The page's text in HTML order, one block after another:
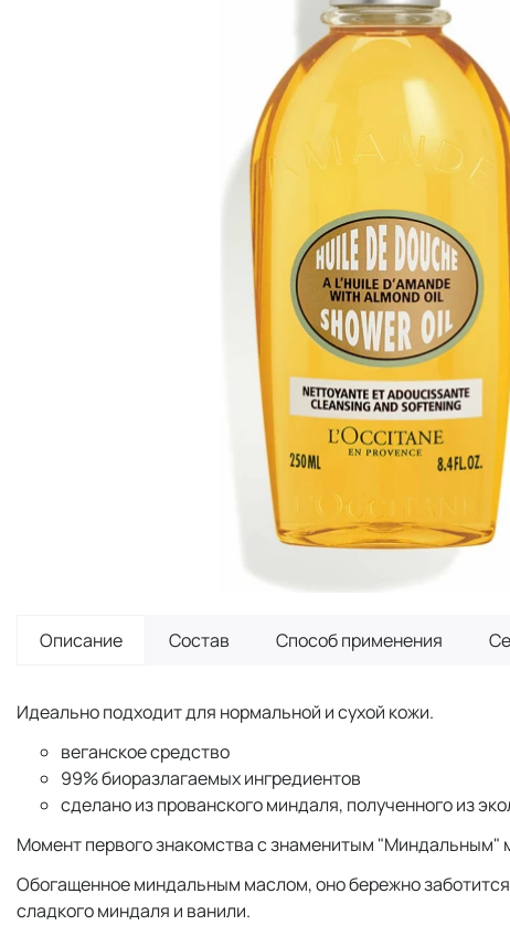
Описание Состав Способ применения
Идеально подходит для нормальной и сухой кожи.
веганское средство
99% биоразлагаемых ингредиентов
сделано из прованского миндаля, полученного из
Момент первого знакомства с знаменитым "Миндальным"
Обогащенное миндальным маслом, оно бережно
сладкого миндаля и ванили.